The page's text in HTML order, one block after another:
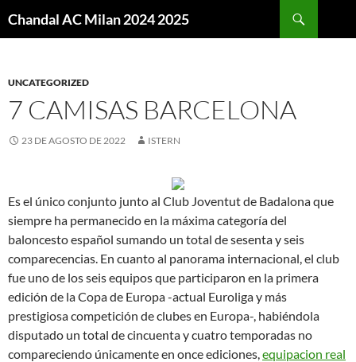
Chandal AC Milan 2024 2025
UNCATEGORIZED
7 CAMISAS BARCELONA
23 DE AGOSTO DE 2022 ISTERN
Es el único conjunto junto al Club Joventut de Badalona que
siempre ha permanecido en la máxima categoría del
baloncesto español sumando un total de sesenta y seis
comparecencias. En cuanto al panorama internacional, el club
fue uno de los seis equipos que participaron en la primera
edición de la Copa de Europa -actual Euroliga y más
prestigiosa competición de clubes en Europa-, habiéndola
disputado un total de cincuenta y cuatro temporadas no
compareciendo únicamente en once ediciones,equipacion real